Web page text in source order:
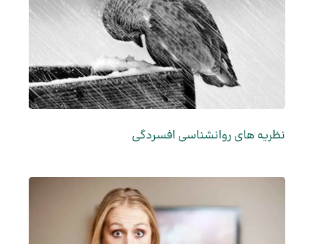
نظریه های روانشناسی افسردگی